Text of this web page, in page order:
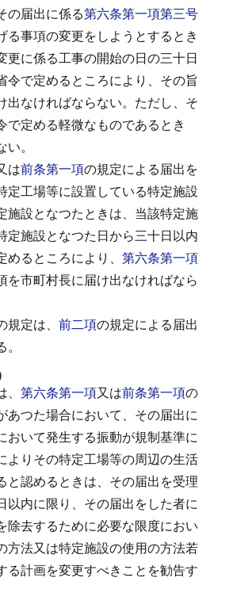
の届出に係る第六条第一項第三号
る事項の変更をしようとするとき
更に係る工事の開始の日の三十日
令で定めるところにより、その旨
なければならない。 ただし、そ
で定める軽微なものであるとき
。
は前条第一項の規定による届出を
定工場等に設置している特定施設
施設となつたときは、当該特定施
定施設となつた日から三十日以内
るところにより、 第六条第一項
を市町村長に届け出なければなら
規定は、 前二項の規定による届出
第六条第一項又は前条第一項の
あつた場合において、その届出に
おいて発生する振動が規制基準に
よりその特定工場等の周辺の生活
と認めるときは、その届出を受理
以内に限り、その届出をした者に
除去するために必要な限度におい
方法又は特定施設の使用の方法若
る計画を変更すべきことを勧告す